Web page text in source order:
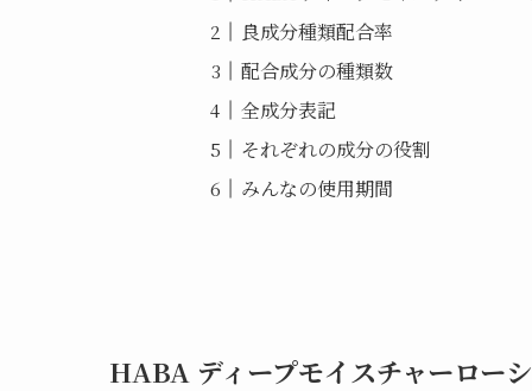
良成分種類配合率
配合成分の種類数
全成分表記
それぞれの成分の役割
みんなの使用期間
HABA ディープモイスチャーロー